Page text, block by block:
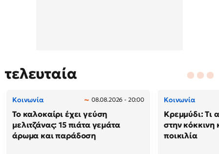
τελευταία
Κοινωνία 08.08.2026 - 20:00
Το καλοκαίρι έχει γεύση
μελιτζάνας: 15 πιάτα γεμάτα
άρωμα και παράδοση
Κοινωνία
Κρεμμύδι: Τι
στην κόκκινη
ποικιλία